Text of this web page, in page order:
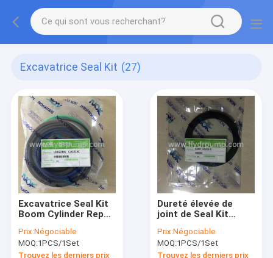
Excavatrice Seal Kit (27)
Excavatrice Seal Kit
Boom Cylinder Repair
CLG225C
Prix:Négociable
MOQ:1PCS/1Set
Trouvez les derniers prix
Dureté élevée de
joint de Seal Kit
Oil d'excavatrice de
SANY SY215-8
Prix:Négociable
MOQ:1PCS/1Set
Trouvez les derniers prix